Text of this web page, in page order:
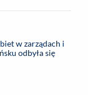
w zarządach i
odbyła się